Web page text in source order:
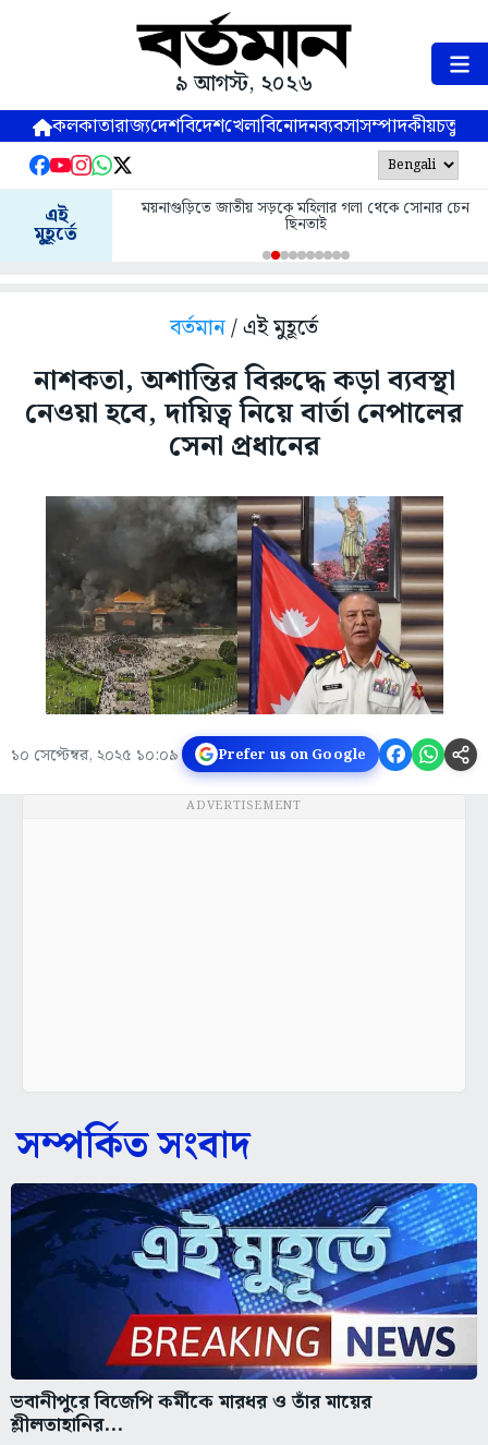
৯ আগস্ট, ২০২৬
কলকাতারাজ্যদেশবিদেশখেলাবিনোদনব্যবসাসম্পাদকীয়
এই
মুহূর্তে
ময়নাগুড়িতে জাতীয় সড়কে মহিলার গলা থেকে সোনার চেন
ছিনতাই
বর্তমান/ এই মুহূর্তে
নাশকতা, অশান্তির বিরুদ্ধে কড়া ব্যবস্থা
নেওয়া হবে, দায়িত্ব নিয়ে বার্তা নেপালের
সেনা প্রধানের
১০ সেপ্টেম্বর, ২০২৫ ১০:০৯ Prefer us on Google
ADVERTISEMENT
সম্পর্কিত সংবাদ
ভবানীপুরে বিজেপি কর্মীকে মারধর ও তাঁর মায়ের
শ্লীলতাহানির...